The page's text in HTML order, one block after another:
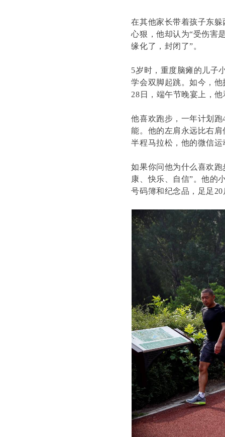
在其他家长带着孩子东
心狠，他却认为“受伤害
缘化了，封闭了”。
5岁时，重度脑瘫的儿子
学会双脚起跳。如今，
28日，端午节晚宴上，
他喜欢跑步，一年计划
能。他的左肩永远比右
半程马拉松，他的微信
如果你问他为什么喜欢
康、快乐、自信”。他的
号码簿和纪念品，足足20